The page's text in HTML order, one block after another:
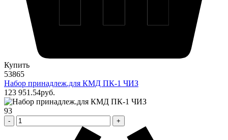
Купить
53865
Набор принадлеж.для КМД ПК-1 ЧИЗ
123 951 .54pуб.
93